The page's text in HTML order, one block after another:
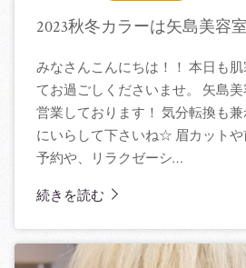
2023秋冬カラーは矢島美容
みなさんこんにちは！！ 本日も
てお過ごしくださいませ。 矢島
営業しております！ 気分転換も
にいらして下さいね☆ 眉カット
予約や、リラクゼーシ…
続きを読む